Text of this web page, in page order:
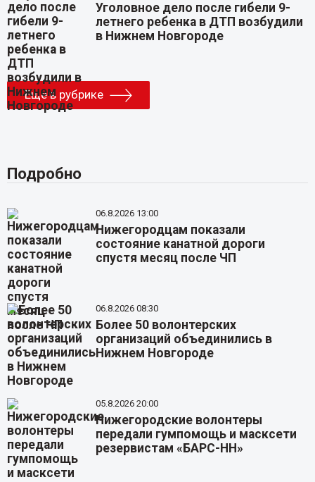
Уголовное дело после гибели 9-
летнего ребенка в ДТП возбудили
в Нижнем Новгороде
Еще в рубрике
Подробно
06.8.2026 13:00
Нижегородцам показали
состояние канатной дороги
спустя месяц после ЧП
06.8.2026 08:30
Более 50 волонтерских
организаций объединились в
Нижнем Новгороде
05.8.2026 20:00
Нижегородские волонтеры
передали гумпомощь и масксети
резервистам «БАРС-НН»